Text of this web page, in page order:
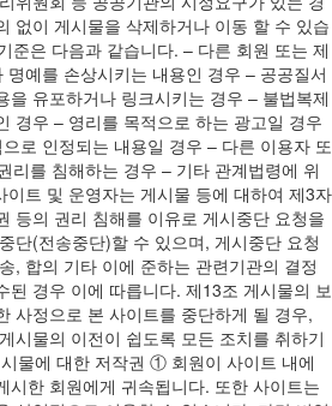
없이 게시물을 삭제하거나 이동 할 수 있습
준은 다음과 같습니다. – 다른 회원 또는 제
예를 손상시키는 내용인 경우 – 공공질서
을 유포하거나 링크시키는 경우 – 불법복제
경우 – 영리를 목적으로 하는 광고일 경우
로 인정되는 내용일 경우 – 다른 이용자 또
리를 침해하는 경우 – 기타 관계법령에 위
트 및 운영자는 게시물 등에 대하여 제3자
등의 권리 침해를 이유로 게시중단 요청을
단(전송중단)할 수 있으며, 게시중단 요청
, 합의 기타 이에 준하는 관련기관의 결정
된 경우 이에 따릅니다. 제13조 게시물의 보
사정으로 본 사이트를 중단하게 될 경우,
시물의 이전이 쉽도록 모든 조치를 취하기
물에 대한 저작권 ① 회원이 사이트 내에
시한 회원에게 귀속됩니다. 또한 사이트는